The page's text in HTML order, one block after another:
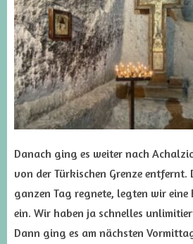
Danach ging es weiter nach
von der Türkischen Grenze entfernt.
ganzen Tag regnete, legten wir eine
ein. Wir haben ja schnelles
Dann ging es am nächsten